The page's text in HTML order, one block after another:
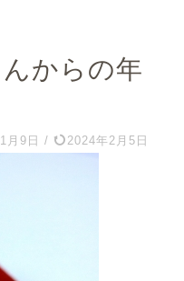
からの年
月9日 / 2024年2月5日